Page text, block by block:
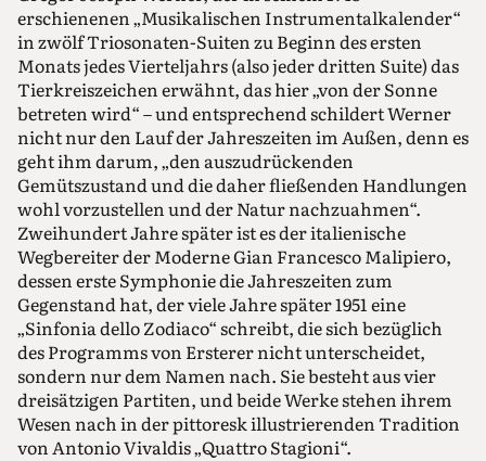
erschienenen „Musikalischen Instrumentalkalender“
in zwölf Triosonaten-Suiten zu Beginn des ersten
Monats jedes Vierteljahrs (also jeder dritten Suite) das
Tierkreiszeichen erwähnt, das hier „von der Sonne
betreten wird“ – und entsprechend schildert Werner
nicht nur den Lauf der Jahreszeiten im Außen, denn es
geht ihm darum, „den auszudrückenden
Gemütszustand und die daher fließenden Handlungen
wohl vorzustellen und der Natur nachzuahmen“.
Zweihundert Jahre später ist es der italienische
Wegbereiter der Moderne Gian Francesco Malipiero,
dessen erste Symphonie die Jahreszeiten zum
Gegenstand hat, der viele Jahre später 1951 eine
„Sinfonia dello Zodiaco“ schreibt, die sich bezüglich
des Programms von Ersterer nicht unterscheidet,
sondern nur dem Namen nach. Sie besteht aus vier
dreisätzigen Partiten, und beide Werke stehen ihrem
Wesen nach in der pittoresk illustrierenden Tradition
von Antonio Vivaldis „Quattro Stagioni“.